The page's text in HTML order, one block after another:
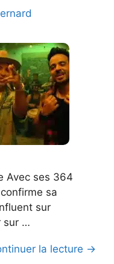
Avec ses 364
sa
sur
sur …
la lecture →